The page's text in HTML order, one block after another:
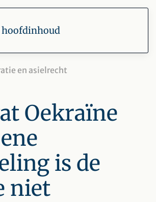
hoofdinhoud
en asielrecht
Oekraïne
is de
niet